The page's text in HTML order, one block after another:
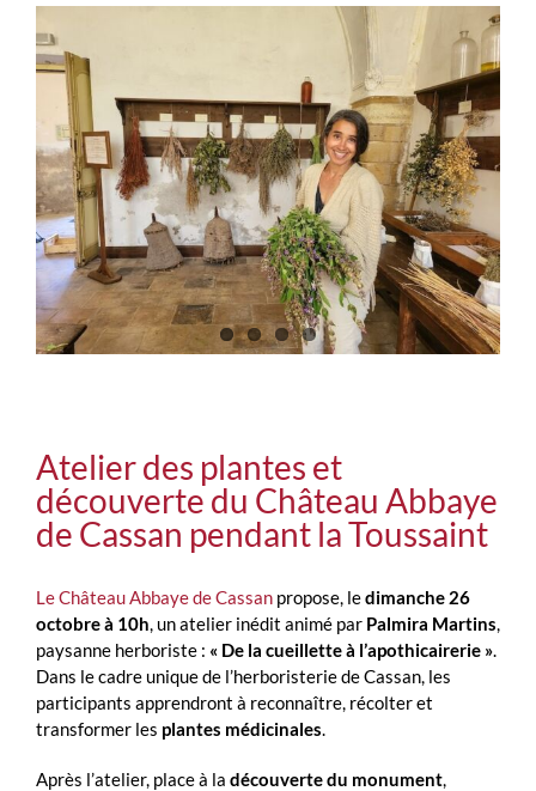
Atelier des plantes et
découverte du Château Abbaye
de Cassan pendant la Toussaint
Le Château Abbaye de Cassan propose, ledimanche 26
octobre à 10h, un atelier inédit animé par Palmira Martins,
paysanne herboriste : « De la cueillette à l’apothicairerie ».
Dans le cadre unique de l’herboristerie de Cassan, les
participants apprendront à reconnaître, récolter et
transformer les plantes médicinales.
Après l’atelier, place à la découverte du monument,